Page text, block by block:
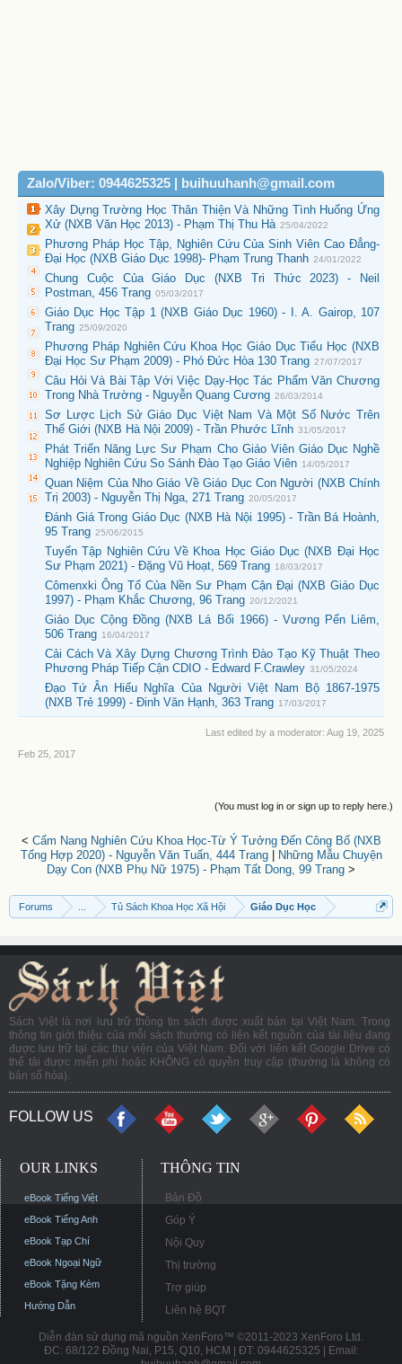
Zalo/Viber: 0944625325 | buihuuhanh@gmail.com
Xây Dựng Trường Học Thân Thiện Và Những Tình Huống Ứng
Xử (NXB Văn Học 2013) - Phạm Thị Thu Hà 25/04/2022
Phương Pháp Học Tập, Nghiên Cứu Của Sinh Viên Cao Đẳng-
Đại Học (NXB Giáo Dục 1998)- Phạm Trung Thanh 24/01/2022
Chung Cuộc Của Giáo Dục (NXB Tri Thức 2023) - Neil
Postman, 456 Trang 05/03/2017
Giáo Dục Học Tập 1 (NXB Giáo Dục 1960) - I. A. Gairop, 107
Trang 25/09/2020
Phương Pháp Nghiên Cứu Khoa Học Giáo Dục Tiểu Học (NXB
Đại Học Sư Phạm 2009) - Phó Đức Hòa 130 Trang 27/07/2017
Câu Hỏi Và Bài Tập Với Việc Dạy-Học Tác Phẩm Văn Chương
Trong Nhà Trường - Nguyễn Quang Cương 26/03/2014
Sơ Lược Lịch Sử Giáo Dục Việt Nam Và Một Số Nước Trên
Thế Giới (NXB Hà Nội 2009) - Trần Phước Lĩnh 31/05/2017
Phát Triển Năng Lực Sư Phạm Cho Giáo Viên Giáo Dục Nghề
Nghiệp Nghiên Cứu So Sánh Đào Tạo Giáo Viên 14/05/2017
Quan Niệm Của Nho Giáo Về Giáo Dục Con Người (NXB Chính
Trị 2003) - Nguyễn Thị Nga, 271 Trang 20/05/2017
Đánh Giá Trong Giáo Dục (NXB Hà Nội 1995) - Trần Bá Hoành,
95 Trang 25/06/2015
Tuyển Tập Nghiên Cứu Về Khoa Học Giáo Dục (NXB Đại Học
Sư Phạm 2021) - Đặng Vũ Hoạt, 569 Trang 18/03/2017
Cômenxki Ông Tổ Của Nền Sư Phạm Cận Đại (NXB Giáo Dục
1997) - Phạm Khắc Chương, 96 Trang 20/12/2021
Giáo Dục Cộng Đồng (NXB Lá Bối 1966) - Vương Pển Liêm,
506 Trang 16/04/2017
Cải Cách Và Xây Dựng Chương Trình Đào Tạo Kỹ Thuật Theo
Phương Pháp Tiếp Cận CDIO - Edward F.Crawley 31/05/2024
Đạo Tứ Ân Hiếu Nghĩa Của Người Việt Nam Bộ 1867-1975
(NXB Trẻ 1999) - Đinh Văn Hạnh, 363 Trang 17/03/2017
Last edited by a moderator: Aug 19, 2025
Feb 25, 2017
(You must log in or sign up to reply here.)
< Cẩm Nang Nghiên Cứu Khoa Học-Từ Ý Tưởng Đến Công Bố (NXB
Tổng Hợp 2020) - Nguyễn Văn Tuấn, 444 Trang|
Những Mẫu Chuyện
Dạy Con (NXB Phụ Nữ 1975) - Phạm Tất Dong, 99 Trang >
Forums Tủ Sách Khoa Học Xã Hội Giáo Dục Học
Sách Việt là nơi lưu trữ thông tin sách được xuất bản tại Việt Nam. Trong
thông tin giới thiệu của mỗi sách thường có liên kết nguồn của tài liệu đang
được lưu trữ tại các thư viện của Việt Nam. Đối với liên kết Google Drive có
thể tải được miễn phí hoặc KHÔNG có quyền truy cập (thường là không có
bản số hóa).
FOLLOW US
OUR LINKS
eBook Tiếng Việt
eBook Tiếng Anh
eBook Tạp Chí
eBook Ngoại Ngữ
eBook Tặng Kèm
Hướng Dẫn
THÔNG TIN
Bản Đồ
Góp Ý
Nội Quy
Thị trường
Trợ giúp
Liên hệ BQT
Diễn đàn sử dụng mã nguồn XenForo™ ©2011-2023 XenForo Ltd.
ĐC: 68/122 Đồng Nai, P15, Q10, HCM | ĐT: 0944625325 | Email: